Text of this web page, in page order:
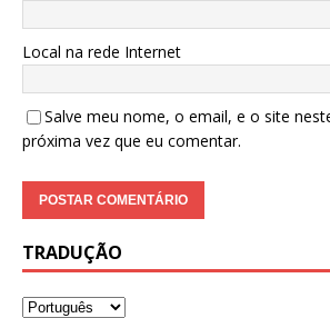
Local na rede Internet
Salve meu nome, o email, e o site
próxima vez que eu comentar.
TRADUÇÃO